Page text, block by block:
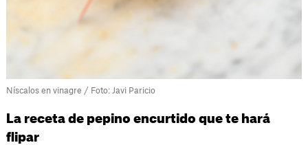
Níscalos en vinagre / Foto: Javi Paricio
La receta de pepino encurtido que te hará
flipar